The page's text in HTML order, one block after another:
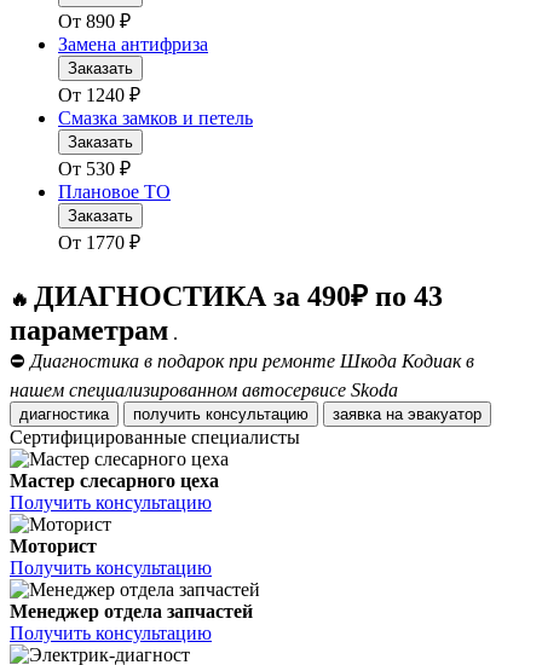
От 890 ₽
Замена антифриза
Заказать
От 1240 ₽
Смазка замков и петель
Заказать
От 530 ₽
Плановое ТО
Заказать
От 1770 ₽
🔥 ДИАГНОСТИКА за 490₽ по 43
параметрам .
⛔ Диагностика в подарок при ремонте Шкода Кодиак в
нашем специализированном автосервисе Skoda
диагностика получить консультацию заявка на эвакуатор
Сертифицированные специалисты
Мастер слесарного цеха
Получить консультацию
Моторист
Получить консультацию
Менеджер отдела запчастей
Получить консультацию